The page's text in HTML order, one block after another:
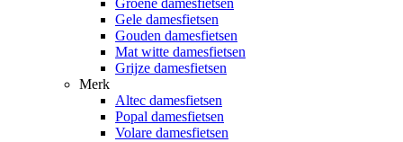
Groene damesfietsen
Gele damesfietsen
Gouden damesfietsen
Mat witte damesfietsen
Grijze damesfietsen
Merk
Altec damesfietsen
Popal damesfietsen
Volare damesfietsen